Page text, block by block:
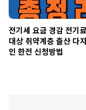
전기세 요금 경감 전기
대상 취약계층 출산 다
인 한전 신청방법